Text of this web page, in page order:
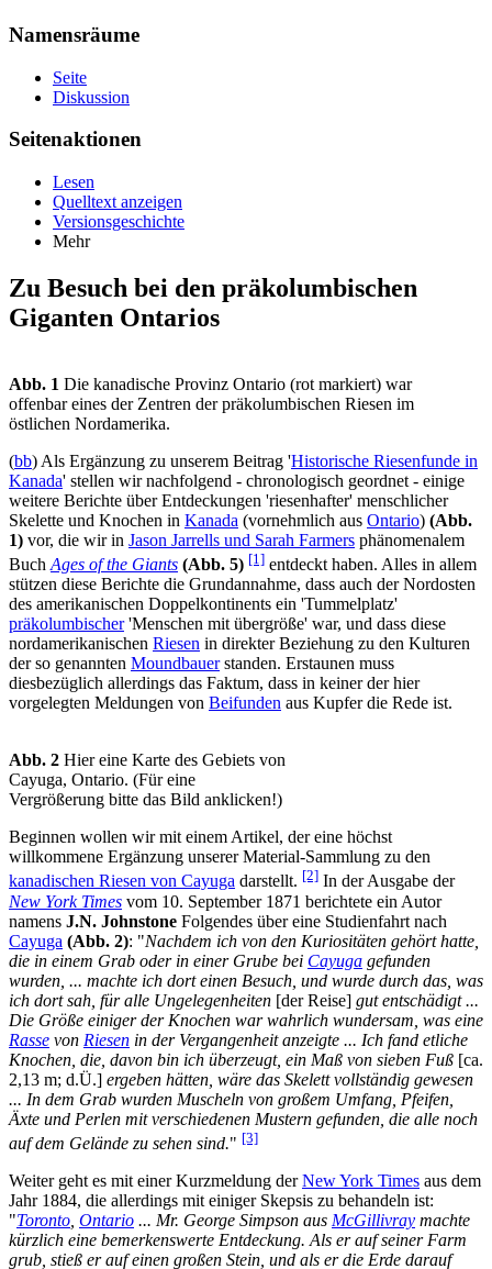
Namensräume
Seite
Diskussion
Seitenaktionen
Lesen
Quelltext anzeigen
Versionsgeschichte
Mehr
Zu Besuch bei den präkolumbischen
Giganten Ontarios
Abb. 1 Die kanadische Provinz Ontario (rot markiert) war
offenbar eines der Zentren der präkolumbischen Riesen im
östlichen Nordamerika.
(bb) Als Ergänzung zu unserem Beitrag 'Historische Riesenfunde in
Kanada' stellen wir nachfolgend - chronologisch geordnet - einige
weitere Berichte über Entdeckungen 'riesenhafter' menschlicher
Skelette und Knochen in Kanada (vornehmlich aus Ontario) (Abb.
1) vor, die wir in Jason Jarrells und Sarah Farmers phänomenalem
Buch Ages of the Giants (Abb. 5) [1] entdeckt haben. Alles in allem
stützen diese Berichte die Grundannahme, dass auch der Nordosten
des amerikanischen Doppelkontinents ein 'Tummelplatz'
präkolumbischer'Menschen mit übergröße' war, und dass diese
nordamerikanischen Riesen in direkter Beziehung zu den Kulturen
der so genannten Moundbauerstanden. Erstaunen muss
diesbezüglich allerdings das Faktum, dass in keiner der hier
vorgelegten Meldungen von Beifunden aus Kupfer die Rede ist.
Abb. 2 Hier eine Karte des Gebiets von
Cayuga, Ontario. (Für eine
Vergrößerung bitte das Bild anklicken!)
Beginnen wollen wir mit einem Artikel, der eine höchst
willkommene Ergänzung unserer Material-Sammlung zu den
kanadischen Riesen von Cayuga darstellt. [2] In der Ausgabe der
New York Times vom 10. September 1871 berichtete ein Autor
namens J.N. Johnstone Folgendes über eine Studienfahrt nach
Cayuga (Abb. 2): "Nachdem ich von den Kuriositäten gehört hatte,
die in einem Grab oder in einer Grube bei Cayuga gefunden
wurden, ... machte ich dort einen Besuch, und wurde durch das, was
ich dort sah, für alle Ungelegenheiten [der Reise] gut entschädigt ...
Die Größe einiger der Knochen war wahrlich wundersam, was eine
Rasse von Riesen in der Vergangenheit anzeigte ... Ich fand etliche
Knochen, die, davon bin ich überzeugt, ein Maß von sieben Fuß [ca.
2,13 m; d.Ü.] ergeben hätten, wäre das Skelett vollständig gewesen
... In dem Grab wurden Muscheln von großem Umfang, Pfeifen,
Äxte und Perlen mit verschiedenen Mustern gefunden, die alle noch
auf dem Gelände zu sehen sind." [3]
Weiter geht es mit einer Kurzmeldung derNew York Times aus dem
Jahr 1884, die allerdings mit einiger Skepsis zu behandeln ist:
"Toronto Ontario ... Mr. George Simpson aus McGillivray machte
kürzlich eine bemerkenswerte Entdeckung. Als er auf seiner Farm
grub, stieß er auf einen großen Stein, und als er die Erde darauf